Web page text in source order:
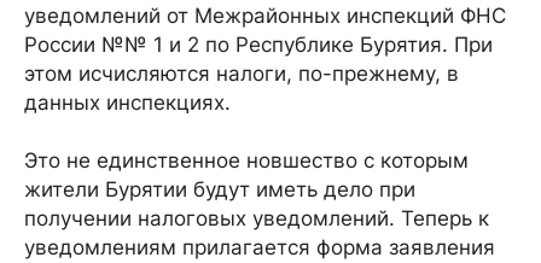
уведомлений от Межрайонных инспекций ФНС
России №№ 1 и 2 по Республике Бурятия. При
этом исчисляются налоги, по-прежнему, в
данных инспекциях.
Это не единственное новшество с которым
жители Бурятии будут иметь дело при
получении налоговых уведомлений. Теперь к
уведомлениям прилагается форма заявления